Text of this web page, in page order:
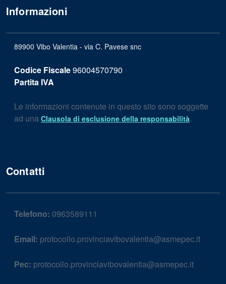
Informazioni
89900 Vibo Valentia - via C. Pavese snc
Codice Fiscale96004570790
Partita IVA
Le informazioni contenute in questo sito sono soggette
ad una Clausola di esclusione della responsabilità.
Contatti
Telefono: 0963589111
Email: protocollo.provinciavibovalentia@asmepec.it
Pec: protocollo.provinciavibovalentia@asmepec.it